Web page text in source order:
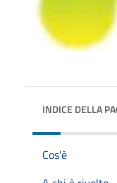
INDICE DELLA
Cos'è